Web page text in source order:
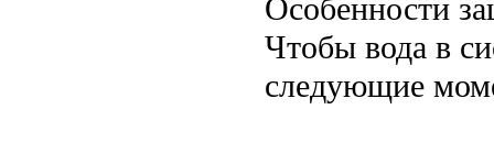
Особенности
Чтобы вода в
следующие